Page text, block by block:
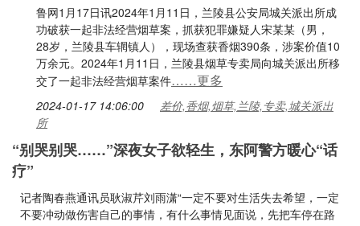
鲁网1月17日讯2024年1月11日，兰陵县公安局城关派出所成
功破获一起非法经营烟草案，抓获犯罪嫌疑人宋某某（男，
28岁，兰陵县车辋镇人），现场查获香烟390条，涉案价值10
万余元。2024年1月11日，兰陵县烟草专卖局向城关派出所移
交了一起非法经营烟草案件……更多
2024-01-17 14:06:00
差价,香烟,烟草,兰陵,专卖,城关派出
所
“别哭别哭……”深夜女子欲轻生，东阿警方暖心“话
疗”
记者陶春燕通讯员耿淑芹刘雨潇“一定不要对生活失去希望，一定
不要冲动做伤害自己的事情，有什么事情见面说，先把车停在路